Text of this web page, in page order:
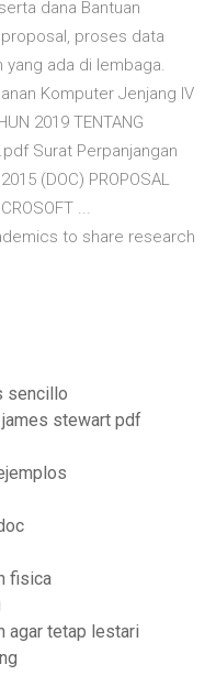
dana Bantuan
proses data
ada di lembaga.
Komputer Jenjang IV
2019 TENTANG
Surat Perpanjangan
(DOC) PROPOSAL
...
to share research
sencillo
stewart pdf
fisica
agar tetap lestari